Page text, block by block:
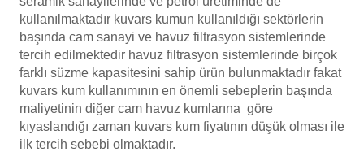
Havuz
Kapağı
Havuz Pompa
Havuz
kullanılmaktadır kuvars kumun kullanıldığı sektörlerin
başında cam sanayi ve havuz filtrasyon sistemlerinde
tercih edilmektedir havuz filtrasyon sistemlerinde birçok
farklı süzme kapasitesini sahip ürün bulunmaktadır fakat
kuvars kum kullanımının en önemli sebeplerin başında
maliyetinin diğer cam havuz kumlarına göre
kıyaslandığı zaman kuvars kum fiyatının düşük olması ile
ilk tercih sebebi olmaktadır.